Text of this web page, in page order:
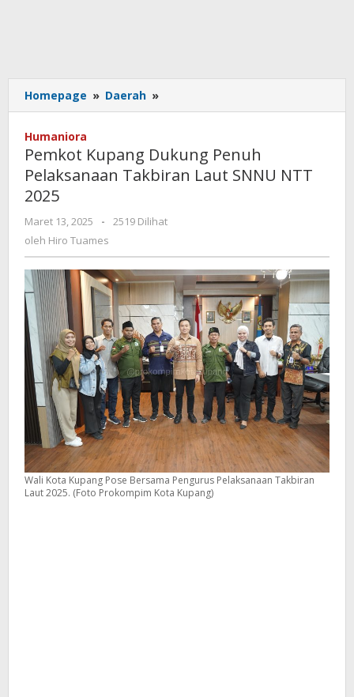
Homepage » Daerah »
Kupang
Pelaksanaan
Takbiran
NTT
Humaniora
Pemkot Kupang Dukung Penuh
Pelaksanaan Takbiran Laut SNNU NTT
2025
Maret 13, 2025
oleh
-
2519 Dilihat
oleh Hiro Tuames
Wali Kota Kupang Pose Bersama Pengurus Pelaksanaan Takbiran
Laut 2025. (Foto Prokompim Kota Kupang)